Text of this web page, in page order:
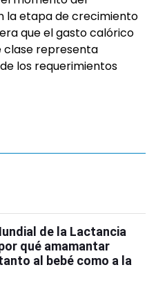
la etapa de crecimiento
que el gasto calórico
clase representa
los requerimientos
de la Lactancia
qué amamantar
al bebé como a la